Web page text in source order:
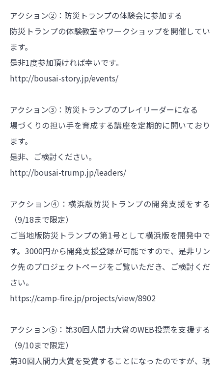
アクション②：防災トランプの体験会に参加する
防災トランプの体験教室やワークショップを開催してい
ます。
是非1度参加頂ければ幸いです。
http://bousai-story.jp/events/
アクション③：防災トランプのプレイリーダーになる
場づくりの担い手を育成する講座を定期的に開いており
ます。
是非、ご検討ください。
http://bousai-trump.jp/leaders/
アクション④：横浜版防災トランプの開発支援をする
（9/18まで限定）
ご当地版防災トランプの第1号として横浜版を開発中で
す。3000円から開発支援登録が可能ですので、是非リン
ク先のプロジェクトページをご覧いただき、ご検討くだ
さい。
https://camp-fire.jp/projects/view/8902
アクション⑤：第30回人間力大賞のWEB投票を支援する
（9/10まで限定）
第30回人間力大賞を受賞することになったのですが、現